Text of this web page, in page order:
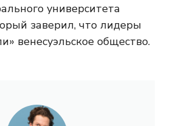
университета
заверил, что лидеры
венесуэльское общество.